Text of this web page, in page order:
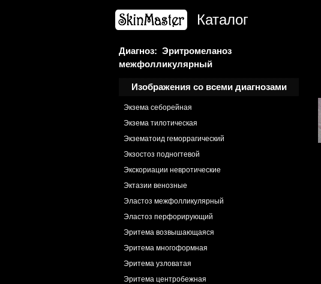
Каталог
Диагноз: Эритромеланоз
межфолликулярный
Изображения со всеми диагнозами
Чесотка
Экзема астеатотическая
Экзема гиперкератотическая
Экзема дисгидротическая
Экзема нуммулярная
Экзема себорейная
Экзема тилотическая
Экзематоид геморрагический
Экзостоз подногтевой
Экскориации невротические
Эктазии венозные
Эластоз межфолликулярный
Эластоз перфорирующий
Эритема возвышающаяся
Эритема многоформная
Эритема узловатая
Эритема центробежная